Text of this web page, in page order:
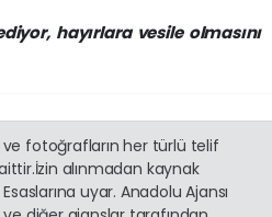
hayırlara vesile olmasını
fotoğrafların her türlü telif
alınmadan kaynak
uyar. Anadolu Ajansı